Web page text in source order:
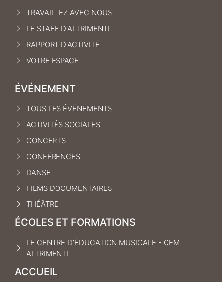
TRAVAILLEZ AVEC NOUS
LE STAFF D'ALTRIMENTI
RAPPORT D'ACTIVITÉ
VOTRE ESPACE
ÉVÉNEMENT
TOUS LES ÉVÉNEMENTS
ACTIVITÉS SOCIALES
CONCERTS
CONFÉRENCES
DANSE
FILMS DOCUMENTAIRES
THÉÂTRE
ÉCOLES ET FORMATIONS
LE CENTRE D’ÉDUCATION MUSICALE - CEM
ALTRIMENTI
ACCUEIL